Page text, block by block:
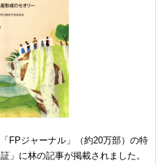
FPジャーナル」（約20万部）の特
」に林の記事が掲載されました。